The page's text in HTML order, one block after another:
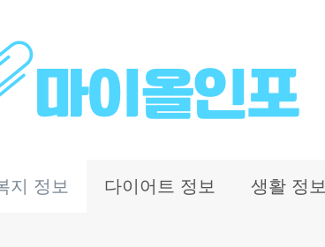
지 정보 다이어트 정보 생활 정보